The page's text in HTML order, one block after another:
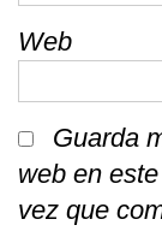
Web
Guarda
web en
vez que